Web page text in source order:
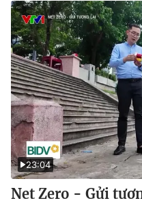
23:04
Net Zero - Gửi